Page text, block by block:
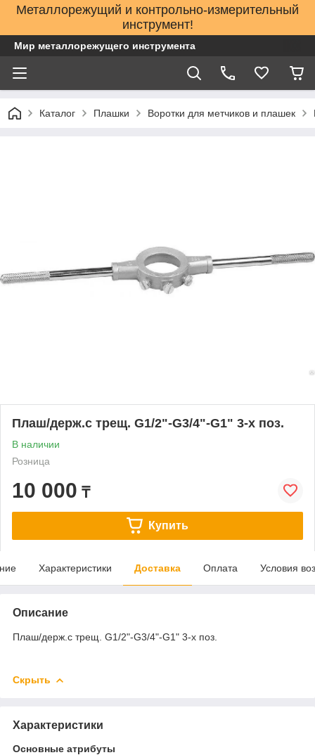
Металлорежущий и контрольно-измерительный
инструмент!
Мир металлорежущего инструмента
Каталог Плашки Воротки для метчиков и плашек
Плаш/держ.с трещ. G1/2"-G3/4"-G1" 3-х поз.
В наличии
Розница
10 000 ₸
Купить
Характеристики Доставка Оплата Условия
Описание
Плаш/держ.с трещ. G1/2"-G3/4"-G1" 3-х поз.
Скрыть
Характеристики
Основные атрибуты